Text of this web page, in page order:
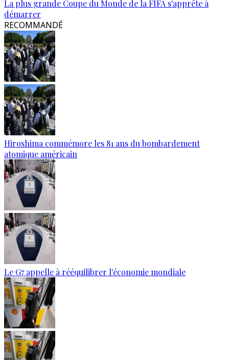
La plus grande Coupe du Monde de la FIFA s'apprête à
démarrer
RECOMMANDÉ
Hiroshima commémore les 81 ans du bombardement
atomique américain
Le G7 appelle à rééquilibrer l'économie mondiale